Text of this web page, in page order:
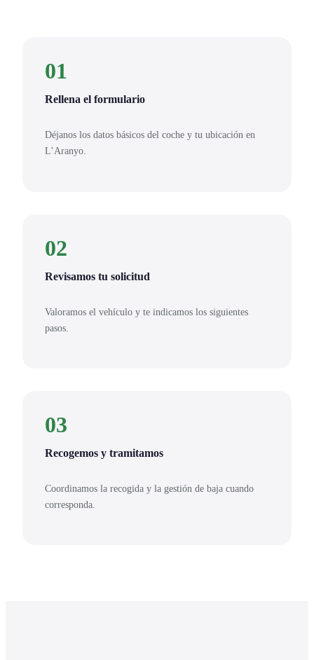
01
Rellena el formulario
Déjanos los datos básicos del coche y tu ubicación en
L’Aranyo.
02
Revisamos tu solicitud
Valoramos el vehículo y te indicamos los siguientes
pasos.
03
Recogemos y tramitamos
Coordinamos la recogida y la gestión de baja cuando
corresponda.